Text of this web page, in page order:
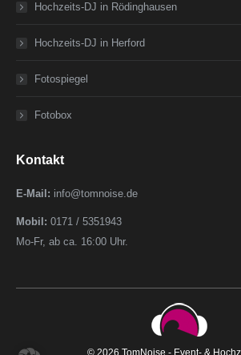
Hochzeits-DJ in Rödinghausen
Hochzeits-DJ in Herford
Fotospiegel
Fotobox
Kontakt
E-Mail: info@tomnoise.de
Mobil: 0171 / 5351943
Mo-Fr, ab ca. 16:00 Uhr.
© 2026 TomNoise - Event- &